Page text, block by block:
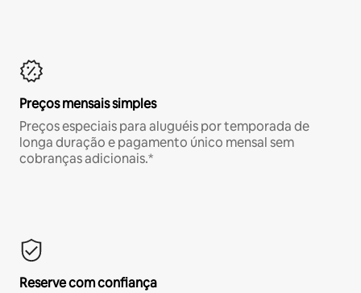
Preços mensais simples
Preços especiais para aluguéis por temporada de
longa duração e pagamento único mensal sem
cobranças adicionais.*
Reserve com confiança